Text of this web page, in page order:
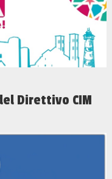
Direttivo CIM